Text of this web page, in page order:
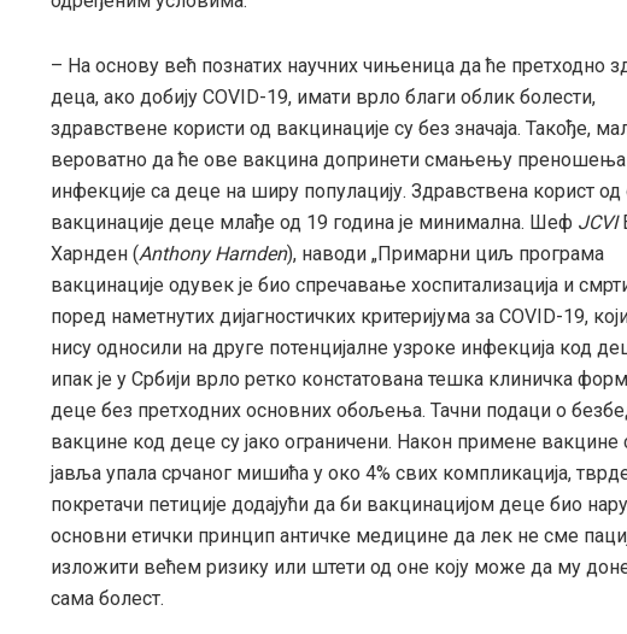
– На основу већ познатих научних чињеница да ће претходно
деца, ако добију COVID-19, имати врло благи облик болести,
здравствене користи од вакцинације су без значаја. Такође,
вероватно да ће ове вакцина допринети смањењу преношења
инфекције са деце на ширу популацију. Здравствена корист
вакцинације деце млађе од 19 година је минимална. Шеф JCVI
Харнден (Anthony Harnden), наводи „Примарни циљ програма
вакцинације одувек је био спречавање хоспитализација и
поред наметнутих дијагностичких критеријума за COVID-19,
нису односили на друге потенцијалне узроке инфекција код
ипак је у Србији врло ретко констатована тешка клиничка
деце без претходних основних обољења. Тачни подаци о
вакцине код деце су јако ограничени. Након примене вакцине
јавља упала срчаног мишића у око 4% свих компликација,
покретачи петиције додајући да би вакцинацијом деце био
основни етички принцип античке медицине да лек не сме
изложити већем ризику или штети од оне коју може да му
сама болест.